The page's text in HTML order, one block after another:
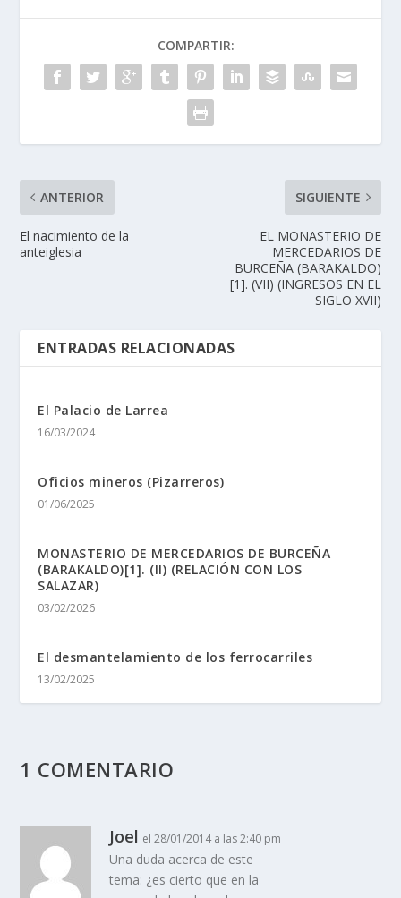
COMPARTIR:
ANTERIOR
El nacimiento de la
anteiglesia
SIGUIENTE
EL MONASTERIO DE
MERCEDARIOS DE
BURCEÑA (BARAKALDO)
[1]. (VII) (INGRESOS EN EL
SIGLO XVII)
ENTRADAS RELACIONADAS
El Palacio de Larrea
16/03/2024
Oficios mineros (Pizarreros)
01/06/2025
MONASTERIO DE MERCEDARIOS DE BURCEÑA
(BARAKALDO)[1]. (II) (RELACIÓN CON LOS
SALAZAR)
03/02/2026
El desmantelamiento de los ferrocarriles
13/02/2025
1 COMENTARIO
Joel el 28/01/2014 a las 2:40 pm
Una duda acerca de este
tema: ¿es cierto que en la